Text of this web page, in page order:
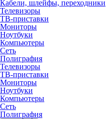
Кабели, шлейфы, переходники
Телевизоры
ТВ-приставки
Мониторы
Ноутбуки
Компьютеры
Сеть
Полиграфия
Телевизоры
ТВ-приставки
Мониторы
Ноутбуки
Компьютеры
Сеть
Полиграфия